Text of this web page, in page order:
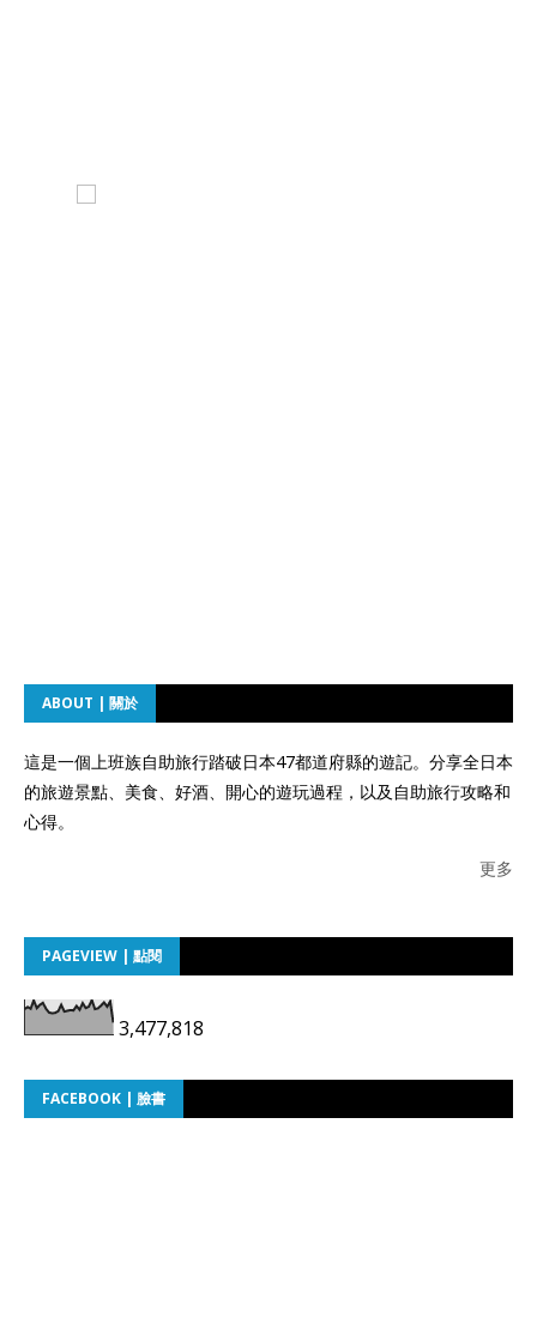
ABOUT | 關於
這是一個上班族自助旅行踏破日本47都道府縣的遊記。分享全日本
的旅遊景點、美食、好酒、開心的遊玩過程，以及自助旅行攻略和
心得。
更多
PAGEVIEW | 點閱
3,477,818
FACEBOOK | 臉書